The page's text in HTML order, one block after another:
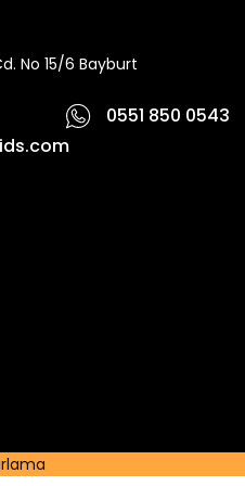
No 15/6 Bayburt
0551 850 0543